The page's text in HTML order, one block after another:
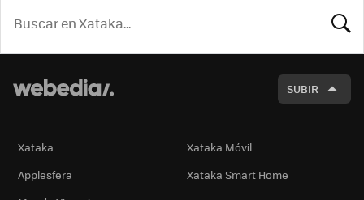
SUBIR
Xataka
Xataka Móvil
Applesfera
Xataka Smart Home